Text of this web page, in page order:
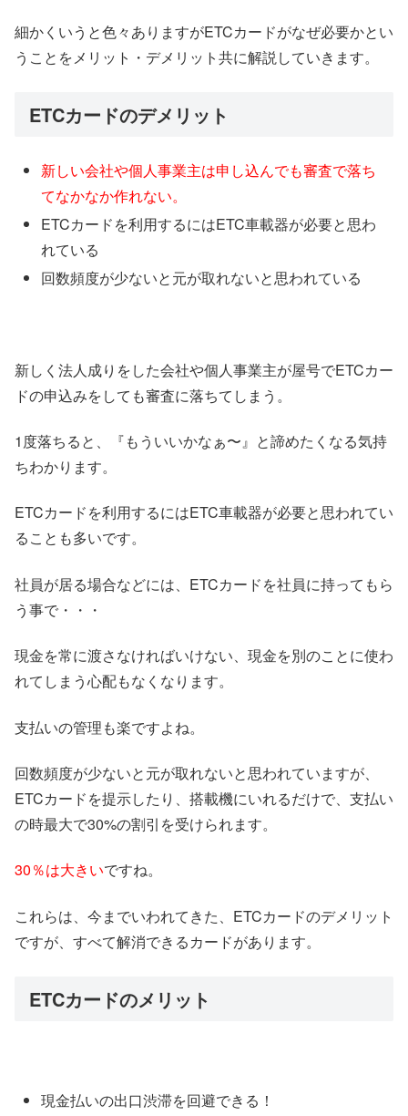
細かくいうと色々ありますがETCカードがなぜ必要かとい
うことをメリット・デメリット共に解説していきます。
ETCカードのデメリット
新しい会社や個人事業主は申し込んでも審査で落ち
てなかなか作れない。
ETCカードを利用するにはETC車載器が必要と思わ
れている
回数頻度が少ないと元が取れないと思われている
新しく法人成りをした会社や個人事業主が屋号でETCカー
ドの申込みをしても審査に落ちてしまう。
1度落ちると、『もういいかなぁ〜』と諦めたくなる気持
ちわかります。
ETCカードを利用するにはETC車載器が必要と思われてい
ることも多いです。
社員が居る場合などには、ETCカードを社員に持ってもら
う事で・・・
現金を常に渡さなければいけない、現金を別のことに使わ
れてしまう心配もなくなります。
支払いの管理も楽ですよね。
回数頻度が少ないと元が取れないと思われていますが、
ETCカードを提示したり、搭載機にいれるだけで、支払い
の時最大で30%の割引を受けられます。
30％は大きいですね。
これらは、今までいわれてきた、ETCカードのデメリット
ですが、すべて解消できるカードがあります。
ETCカードのメリット
現金払いの出口渋滞を回避できる！